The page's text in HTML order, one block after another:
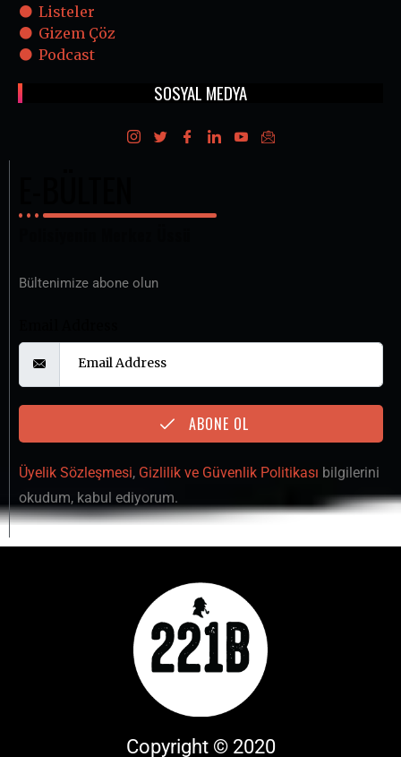
Listeler
Gizem Çöz
Podcast
SOSYAL MEDYA
Bültenimize abone olun
ABONE OL
Üyelik Sözleşmesi, Gizlilik ve Güvenlik Politikası bilgilerini
okudum, kabul ediyorum.
Copyright © 2020